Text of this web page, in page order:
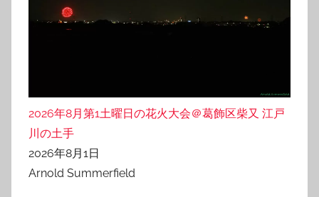
2026年8月第1土曜日の花火大会＠葛飾区柴又 江戸
川の土手
2026年8月1日
Arnold Summerfield